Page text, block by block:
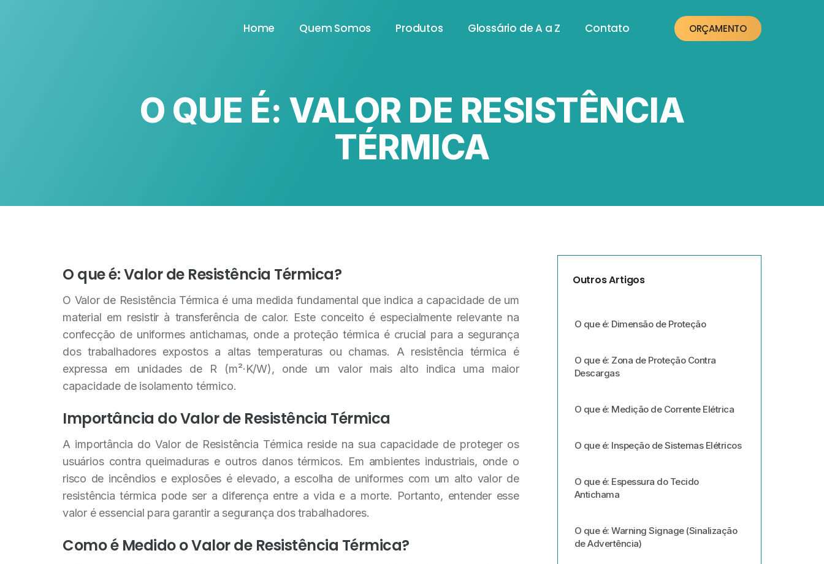
Home Quem Somos Produtos Glossário de A a Z Contato ORÇAMENTO
O QUE É: VALOR DE RESISTÊNCIA
TÉRMICA
O que é: Valor de Resistência Térmica?
O Valor de Resistência Térmica é uma medida fundamental que indica a capacidade de um
material em resistir à transferência de calor. Este conceito é especialmente relevante na
confecção de uniformes antichamas, onde a proteção térmica é crucial para a segurança
dos trabalhadores expostos a altas temperaturas ou chamas. A resistência térmica é
expressa em unidades de R (m²·K/W), onde um valor mais alto indica uma maior
capacidade de isolamento térmico.
Importância do Valor de Resistência Térmica
A importância do Valor de Resistência Térmica reside na sua capacidade de proteger os
usuários contra queimaduras e outros danos térmicos. Em ambientes industriais, onde o
risco de incêndios e explosões é elevado, a escolha de uniformes com um alto valor de
resistência térmica pode ser a diferença entre a vida e a morte. Portanto, entender esse
valor é essencial para garantir a segurança dos trabalhadores.
Como é Medido o Valor de Resistência Térmica?
Outros Artigos
O que é: Dimensão de Proteção
O que é: Zona de Proteção Contra
Descargas
O que é: Medição de Corrente Elétrica
O que é: Inspeção de Sistemas Elétricos
O que é: Espessura do Tecido
Antichama
O que é: Warning Signage (Sinalização
de Advertência)